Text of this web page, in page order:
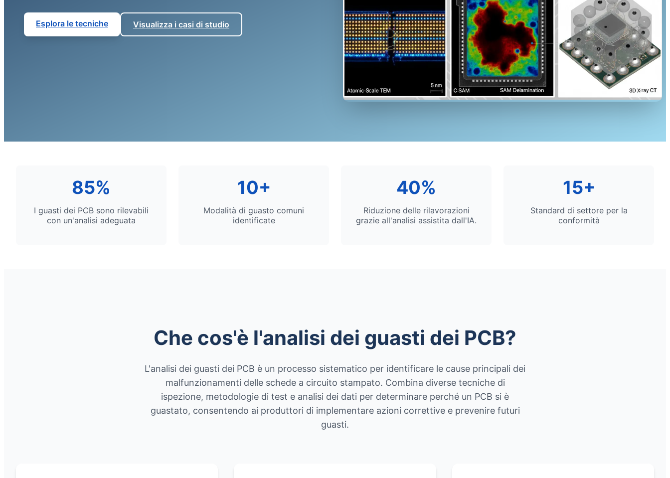
Esplora le tecniche Visualizza i casi di studio
micrometrica.
85%
I guasti dei PCB sono rilevabili
con un'analisi adeguata
10+
Modalità di guasto comuni
identificate
40%
Riduzione delle rilavorazioni
grazie all'analisi assistita dall'IA.
15+
Standard di settore per la
conformità
Che cos'è l'analisi dei guasti dei PCB?
L'analisi dei guasti dei PCB è un processo sistematico per identificare le cause principali dei
malfunzionamenti delle schede a circuito stampato. Combina diverse tecniche di
ispezione, metodologie di test e analisi dei dati per determinare perché un PCB si è
guastato, consentendo ai produttori di implementare azioni correttive e prevenire futuri
guasti.